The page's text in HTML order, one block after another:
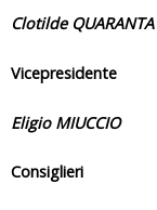
Clotilde QUARANTA
Vicepresidente
Eligio MIUCCIO
Consiglieri